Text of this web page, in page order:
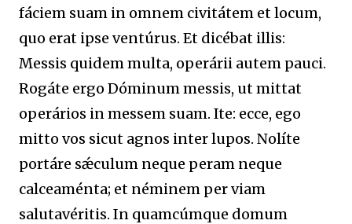
fáciem suam in omnem civitátem et locum,
quo erat ipse ventúrus. Et dicébat illis:
Messis quidem multa, operárii autem pauci.
Rogáte ergo Dóminum messis, ut mittat
operários in messem suam. Ite: ecce, ego
mitto vos sicut agnos inter lupos. Nolíte
portáre sǽculum neque peram neque
calceaménta; et néminem per viam
salutavéritis. In quamcúmque domum